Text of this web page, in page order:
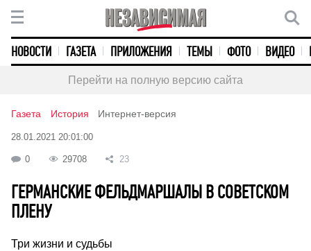
НОВОСТИ ГАЗЕТА ПРИЛОЖЕНИЯ ТЕМЫ ФОТО ВИДЕО
Перейти на полную версию сайта
Газета История Интернет-версия
28.01.2021 20:01:00
0 29708 23
ГЕРМАНСКИЕ ФЕЛЬДМАРШАЛЫ В СОВЕТСКОМ
ПЛЕНУ
Три жизни и судьбы